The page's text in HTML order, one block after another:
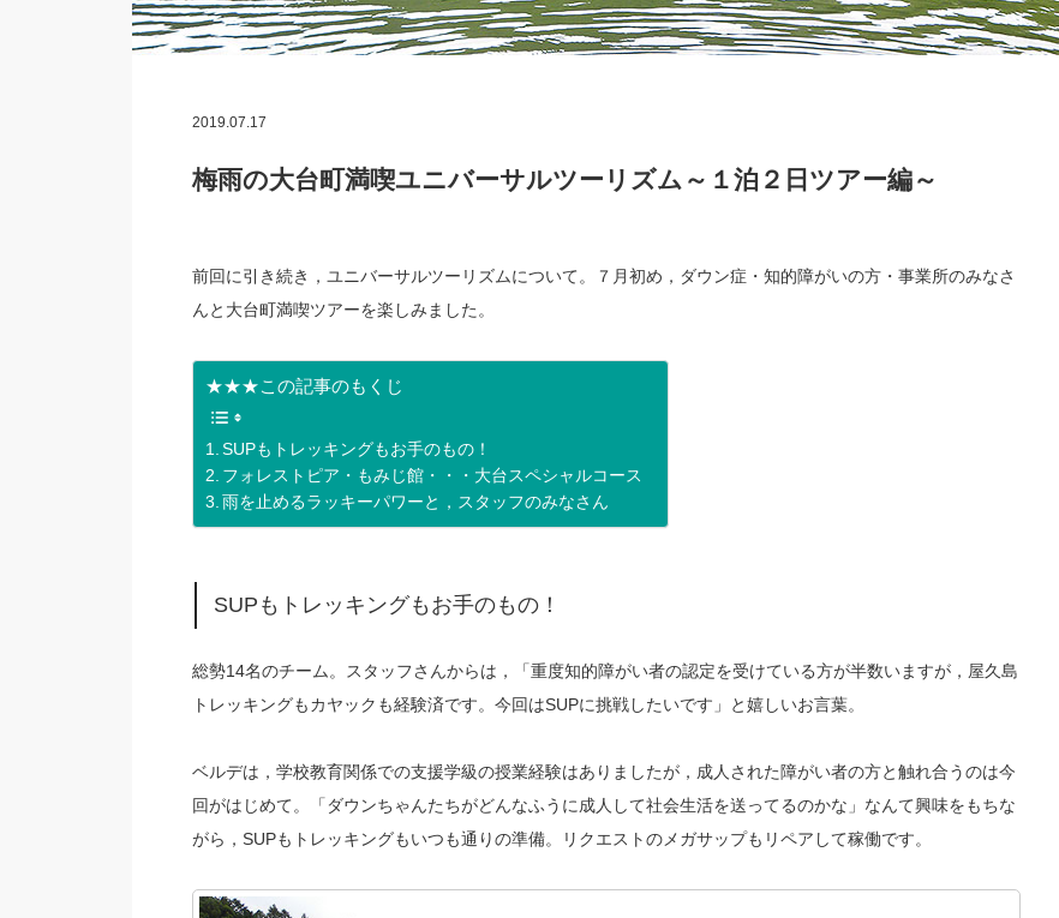
2019.07.17
梅雨の大台町満喫ユニバーサルツーリズム～１泊２日ツアー編～
前回に引き続き，ユニバーサルツーリズムについて。７月初め，ダウン症・知的障がいの方・事業所のみなさ
んと大台町満喫ツアーを楽しみました。
★★★この記事のもくじ
SUPもトレッキングもお手のもの！
フォレストピア・もみじ館・・・大台スペシャルコース
雨を止めるラッキーパワーと，スタッフのみなさん
SUPもトレッキングもお手のもの！
総勢14名のチーム。スタッフさんからは，「重度知的障がい者の認定を受けている方が半数いますが，屋久島
トレッキングもカヤックも経験済です。今回はSUPに挑戦したいです」と嬉しいお言葉。
ベルデは，学校教育関係での支援学級の授業経験はありましたが，成人された障がい者の方と触れ合うのは今
回がはじめて。「ダウンちゃんたちがどんなふうに成人して社会生活を送ってるのかな」なんて興味をもちな
がら，SUPもトレッキングもいつも通りの準備。リクエストのメガサップもリペアして稼働です。